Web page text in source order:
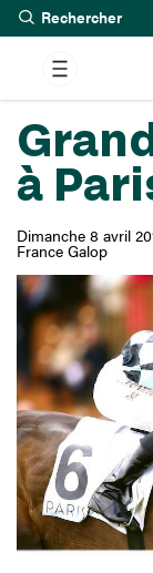
à
Dimanche 8 avril
France Galop